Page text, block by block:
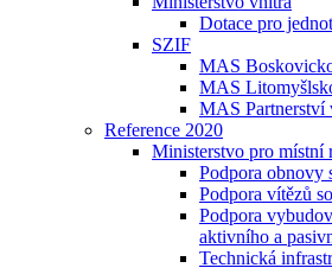
Dotace pro
SZIF
MAS
MAS
MAS Partnerství
Reference 2020
Ministerstvo pro místní
Podpora obnovy
Podpora vítězů
Podpora
aktivního a
Technická